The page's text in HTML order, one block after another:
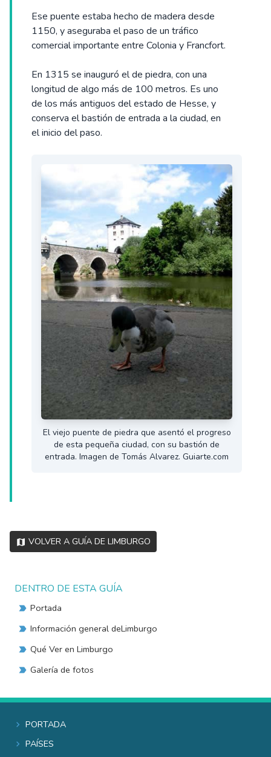
Ese puente estaba hecho de madera desde
1150, y aseguraba el paso de un tráfico
comercial importante entre Colonia y Francfort.
En 1315 se inauguró el de piedra, con una
longitud de algo más de 100 metros. Es uno
de los más antiguos del estado de Hesse, y
conserva el bastión de entrada a la ciudad, en
el inicio del paso.
El viejo puente de piedra que asentó el progreso
de esta pequeña ciudad, con su bastión de
entrada. Imagen de Tomás Alvarez. Guiarte.com
Volver a Guía de Limburgo
DENTRO DE ESTA GUÍA
Portada
Información general deLimburgo
Qué Ver en Limburgo
Galería de fotos
Portada
Países